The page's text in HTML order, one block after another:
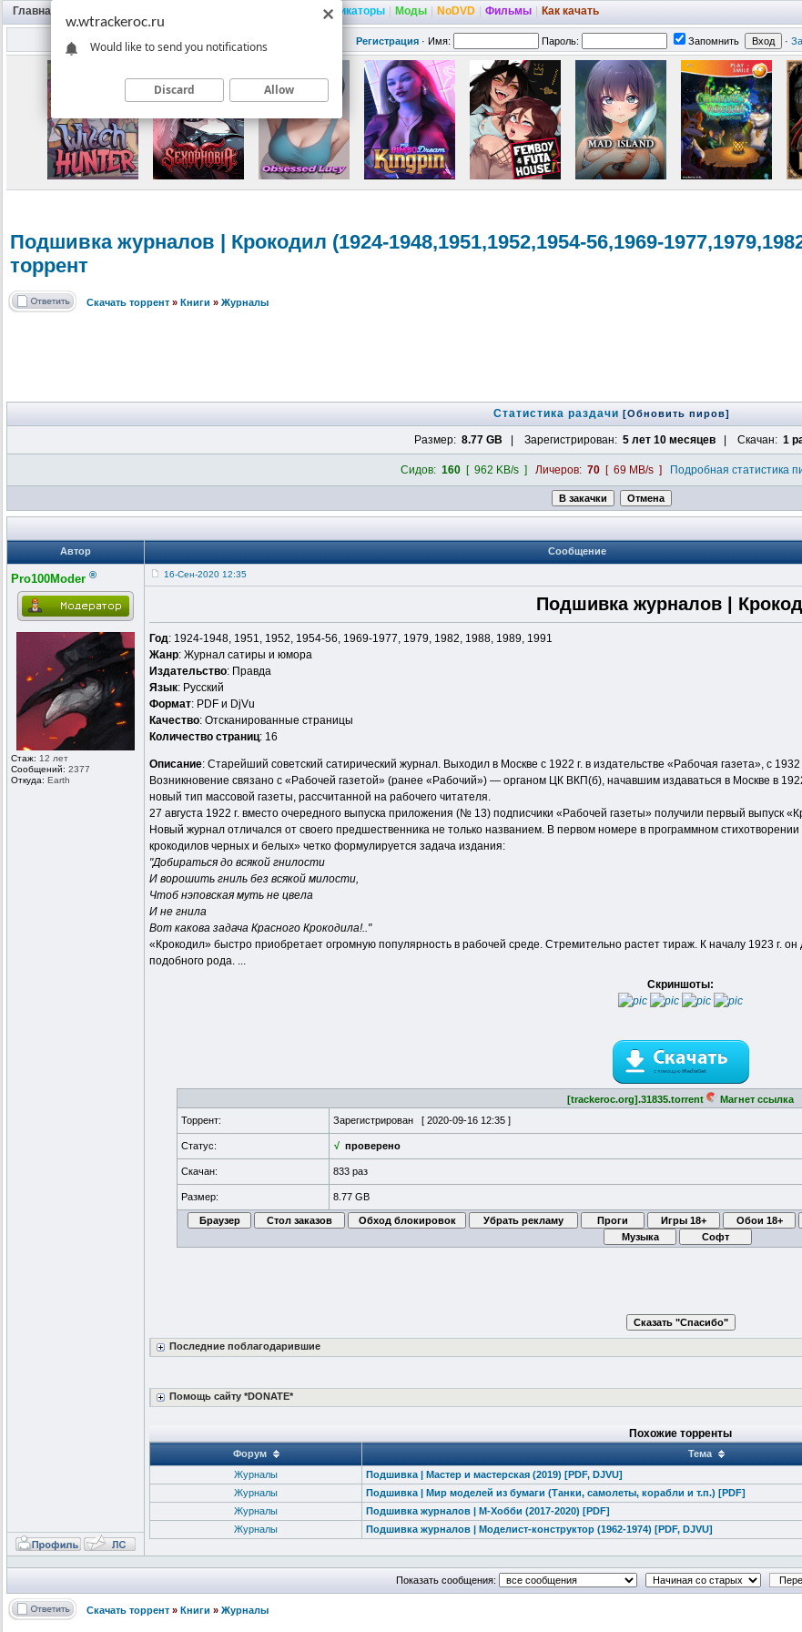
Главная Русификаторы Моды NoDVD Фильмы Как качать
Регистрация · Имя: Пароль: Запомнить ·
Подшивка журналов | Крокодил (1924-1948,1951,1952,1954-56,1969-19
торрент
Скачать торрент » Книги » Журналы
Статистика раздачи [Обновить пиров]
Размер: 8.77 GB | Зарегистрирован: 5 лет 10 месяцев| Скачан: 1
Сидов: 160 [ 962 KB/s ] Личеров: 70 [ 69 MB/s ] Подробная статистика
Автор Сообщение
Pro100Moder ®
Стаж: 12 лет
Сообщений: 2377
Откуда: Earth
16-Сен-2020 12:35
Подшивка журналов |
Год: 1924-1948, 1951, 1952, 1954-56, 1969-1977, 1979, 1982, 1988, 1989, 1991
Жанр: Журнал сатиры и юмора
Издательство: Правда
Язык: Русский
Формат: PDF и DjVu
Качество: Отсканированные страницы
Количество страниц: 16
Описание: Старейший советский сатирический журнал. Выходил в Москве с 1922 г. в издательстве «Рабочая газета», с 1932
Возникновение связано с «Рабочей газетой» (ранее «Рабочий») — органом ЦК ВКП(б), начавшим издаваться в Москве в
новый тип массовой газеты, рассчитанной на рабочего читателя.
27 августа 1922 г. вместо очередного выпуска приложения (№ 13) подписчики «Рабочей газеты» получили первый выпуск
Новый журнал отличался от своего предшественника не только названием. В первом номере в программном
крокодилов черных и белых» четко формулируется задача издания:
"Добираться до всякой гнилости
И ворошить гниль без всякой милости,
Чтоб нэповская муть не цвела
И не гнила
Вот какова задача Красного Крокодила!.."
«Крокодил» быстро приобретает огромную популярность в рабочей среде. Стремительно растет тираж. К началу 1923 г.
подобного рода. ...
Скриншоты:
[trackeroc.org].31835.torrent
Магнет ссылка
Торрент:
Зарегистрирован [ 2020-09-16 12:35]
Статус: √ проверено
Скачан: 833 раз
Размер: 8.77 GB
Последние поблагодарившие
Помощь сайту *DONATE*
Похожие торренты
Форум Тема
Журналы
Подшивка | Мастер и мастерская (2019) [PDF, DJVU]
Журналы Подшивка | Мир моделей из бумаги (Танки, самолеты, корабли и т.п.) [PDF]
Журналы Подшивка журналов | М-Хобби (2017-2020) [PDF]
Журналы Подшивка журналов | Моделист-конструктор (1962-1974) [PDF, DJVU]
Показать сообщения:
Скачать торрент » Книги » Журналы
w.wtrackeroc.ru
Would like to send you notifications
Discard Allow